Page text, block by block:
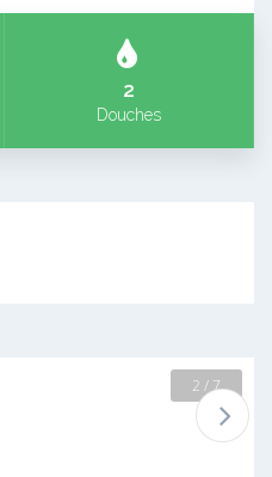
2
Douches
2 / 7